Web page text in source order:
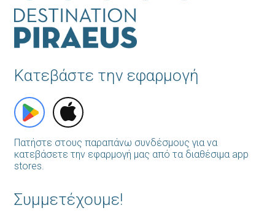
Κατεβάστε την εφαρμογή
Πατήστε στους παραπάνω συνδέσμους για να
κατεβάσετε την εφαρμογή μας από τα διαθέσιμα app
stores.
Συμμετέχουμε!